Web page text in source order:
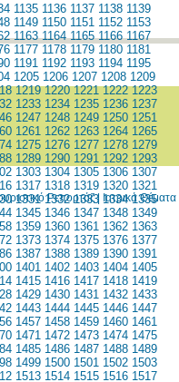
1135 1136 1137 1138 1139
1149 1150 1151 1152 1153
1163 1164 1165 1166 1167
1177 1178 1179 1180 1181
1191 1192 1193 1194 1195
1205 1206 1207 1208 1209
1219 1220 1221 1222 1223
1233 1234 1235 1236 1237
1247 1248 1249 1250 1251
1261 1262 1263 1264 1265
1275 1276 1277 1278 1279
1289 1290 1291 1292 1293
1303 1304 1305 1306 1307
1317 1318 1319 1320 1321
1331 1332 1333 1334 1335
1345 1346 1347 1348 1349
1359 1360 1361 1362 1363
1373 1374 1375 1376 1377
1387 1388 1389 1390 1391
1401 1402 1403 1404 1405
1415 1416 1417 1418 1419
1429 1430 1431 1432 1433
1443 1444 1445 1446 1447
1457 1458 1459 1460 1461
1471 1472 1473 1474 1475
1485 1486 1487 1488 1489
1499 1500 1501 1502 1503
1513 1514 1515 1516 1517
Ρεπορτάζ| Ιατρικά Θέματα|